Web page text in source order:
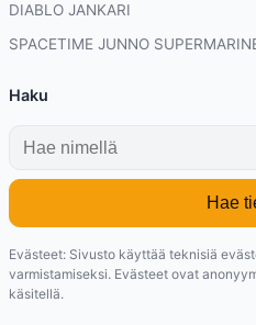
DIABLO JANKARI
SPACETIME JUNNO
Haku
Hae
Evästeet: Sivusto käyttää teknisiä
varmistamiseksi. Evästeet ovat
käsitellä.